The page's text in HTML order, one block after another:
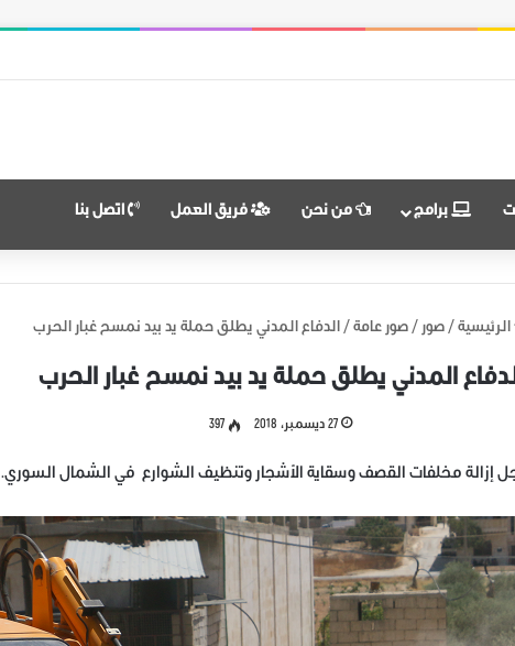
من قوات نظام الأسد
برامج من نحن فريق العمل اتصل بنا
الرئيسية / صور / صور عامة / الدفاع المدني يطلق حملة يد بيد نمسح غبار الحرب
المدني يطلق حملة يد بيد نمسح غبار الحرب
27 ديسمبر، 2018 397
إزالة مخلفات القصف وسقاية الأشجار وتنظيف الشوارع في الشمال السوري.